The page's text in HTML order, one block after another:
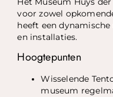
voor zowel
heeft een
en installaties.
Hoogtepunten
Wisselende
museum